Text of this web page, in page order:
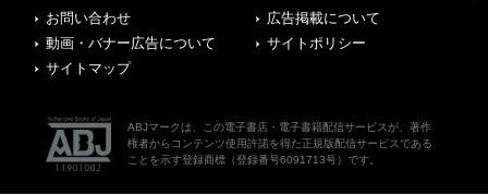
お問い合わせ
広告掲載について
動画・バナー広告について
サイトポリシー
サイトマップ
ABJマークは、この電子書店・電子書籍配信サービスが、著作
権者からコンテンツ使用許諾を得た正規版配信サービスである
ことを示す登録商標（登録番号6091713号）です。